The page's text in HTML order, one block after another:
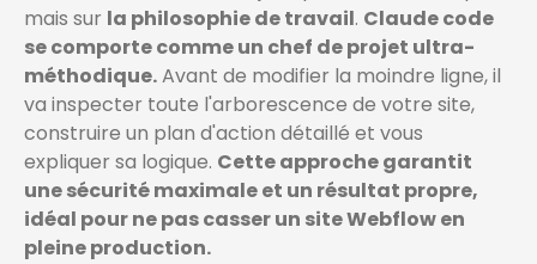
mais sur la philosophie de travail. Claude code
se comporte comme un chef de projet ultra-
méthodique.Avant de modifier la moindre ligne, il
va inspecter toute l'arborescence de votre site,
construire un plan d'action détaillé et vous
expliquer sa logique. Cette approche garantit
une sécurité maximale et un résultat propre,
idéal pour ne pas casser un site Webflow en
pleine production.